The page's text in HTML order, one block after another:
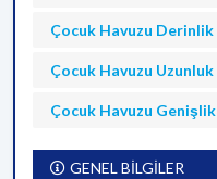
Çocuk Havuzu Derinlik
Çocuk Havuzu Uzunluk
Çocuk Havuzu Genişlik
GENEL BİLGİLER